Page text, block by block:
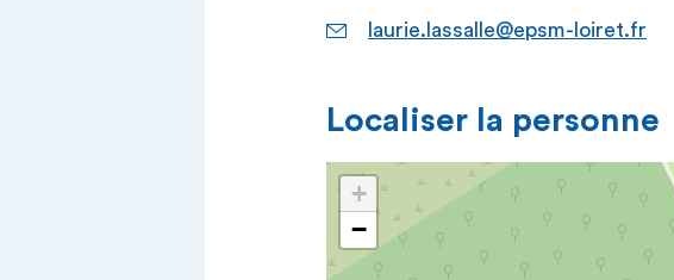
laurie.lassalle@epsm-loiret.fr
Localiser la personne
+
−